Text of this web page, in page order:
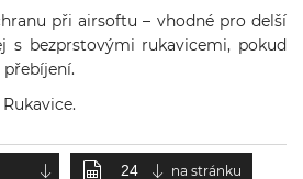
při airsoftu – vhodné pro delší
s bezprstovými rukavicemi, pokud
Rukavice.
na stránku